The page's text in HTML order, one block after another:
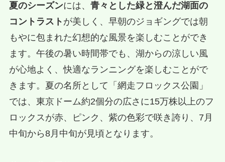
夏のシーズンには、 青々とした緑と澄んだ湖面の
コントラスト が美しく、早朝のジョギングでは朝
もやに包まれた幻想的な風景を楽しむことができ
ます。午後の暑い時間帯でも、湖からの涼しい風
が心地よく、快適なランニングを楽しむことがで
きます。夏の名所として「網走フロックス公園」
では、東京ドーム約2個分の広さに15万株以上のフ
ロックスが赤、ピンク、紫の色彩で咲き誇り、7月
中旬から8月中旬が見頃となります。